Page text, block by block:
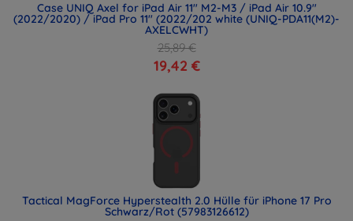
Case UNIQ Axel for iPad Air 11" M2-M3 / iPad Air 10.9"
(2022/2020) / iPad Pro 11" (2022/202 white (UNIQ-PDA11(M2)-
AXELCWHT)
25,89 €
19,42 €
Tactical MagForce Hyperstealth 2.0 Hülle für iPhone 17 Pro
Schwarz/Rot (57983126612)